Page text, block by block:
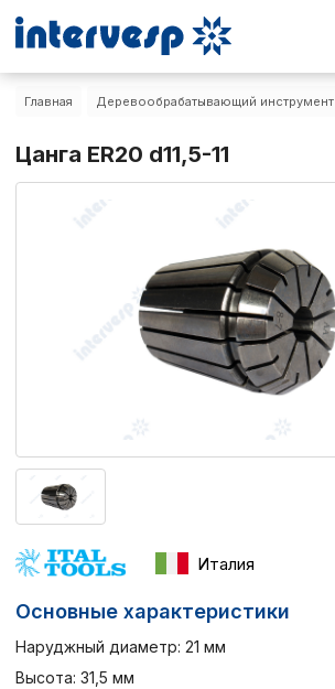
Главная Деревообрабатывающий инструмент
Цанга ER20 d11,5-11
Италия
Основные характеристики
Наруджный диаметр: 21 мм
Высота: 31,5 мм